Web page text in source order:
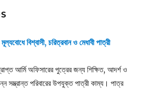
বিশ্বাসী, চরিত্রবান ও মেধাবী পাত্রী
আর্মি অফিসারের পুত্রের জন্য শিক্ষিত, আদর্শ ও
সম্ভ্রান্ত পরিবারের উপযুক্ত পাত্রী কাম্য। পাত্র